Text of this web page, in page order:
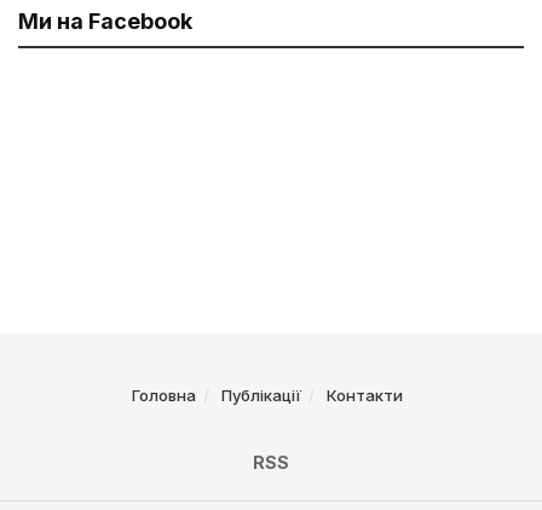
Ми на Facebook
Головна Публікації Контакти
RSS